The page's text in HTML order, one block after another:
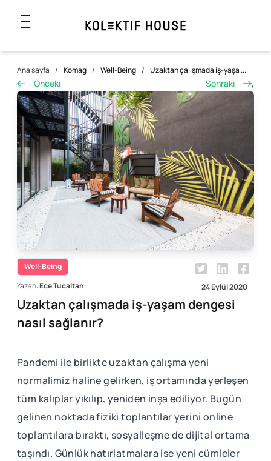
Ana sayfa / Komag / Well-Being / Uzaktan çalışmada iş-yaşa ...
Önceki Sonraki ,
Well-Being
Yazan:Ece Tucaltan 24 Eylül 2020
Uzaktan çalışmada iş-yaşam dengesi
nasıl sağlanır?
Pandemi ile birlikte uzaktan çalışma yeni
normalimiz haline gelirken, iş ortamında yerleşen
tüm kalıplar yıkılıp, yeniden inşa ediliyor. Bugün
gelinen noktada fiziki toplantılar yerini online
toplantılara bıraktı, sosyalleşme de dijital ortama
taşındı. Günlük hatırlatmalara ise yeni cümleler